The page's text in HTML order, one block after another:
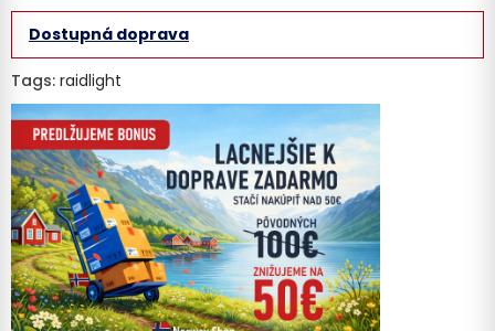
Dostupná doprava
Tags: raidlight